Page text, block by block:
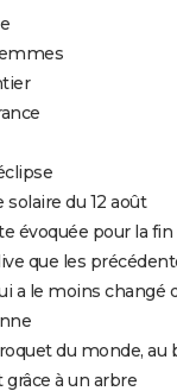
solaire du 12 août
évoquée pour la fin
que les
a le moins changé
du monde, au
grâce à un arbre